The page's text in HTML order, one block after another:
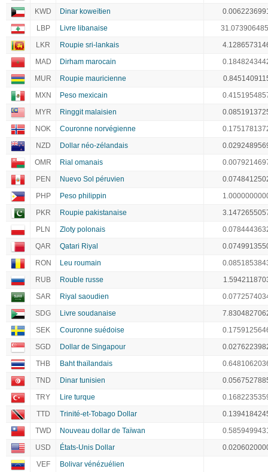
KWD
Dinar koweïtien
LBP
Livre libanaise
LKR
Roupie sri-lankais
MAD
Dirham marocain
MUR
Roupie mauricienne
MXN
Peso mexicain
MYR
Ringgit malaisien
NOK
Couronne norvégienne
NZD
Dollar néo-zélandais
OMR
Rial omanais
PEN
Nuevo Sol péruvien
PHP
Peso philippin
PKR
Roupie pakistanaise
PLN
Zloty polonais
QAR
Qatari Riyal
RON
Leu roumain
RUB
Rouble russe
SAR
Riyal saoudien
SDG
Livre soudanaise
SEK
Couronne suédoise
SGD
Dollar de Singapour
THB
Baht thaïlandais
TND
Dinar tunisien
TRY
Lire turque
TTD
Trinité-et-Tobago Dollar
TWD
Nouveau dollar de Taïwan
USD
États-Unis Dollar
VEF
Bolivar vénézuélien